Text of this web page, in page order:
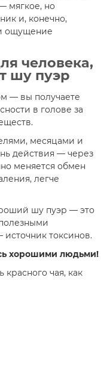
мягкое, но
и, конечно,
ощущение
человека,
шу пуэр
— вы получаете
в голове за
месяцами и
действия — через
меняется обмен
легче
шу пуэр — это
токсинов.
хорошими людьми!
чая, как